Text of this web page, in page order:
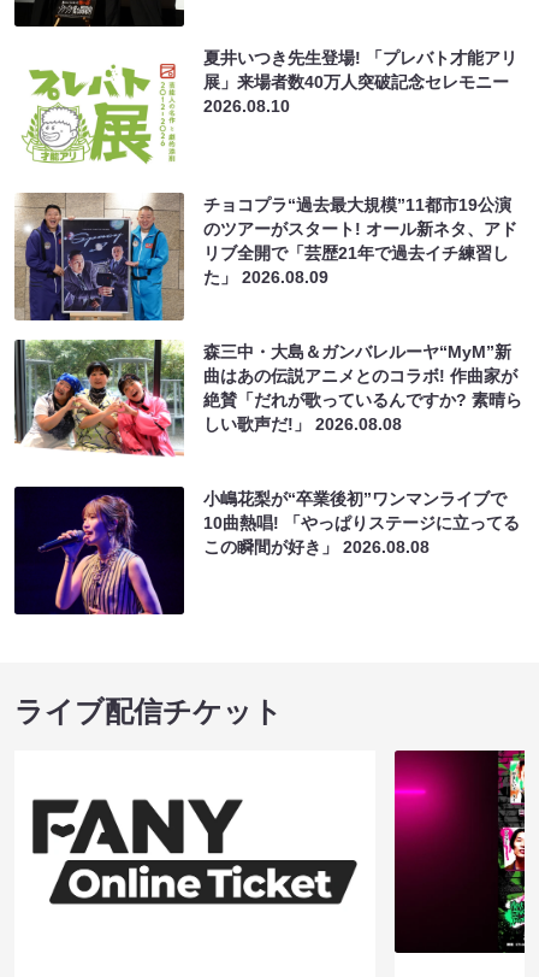
夏井いつき先生登場! 「プレバト才能アリ
展」来場者数40万人突破記念セレモニー
2026.08.10
チョコプラ“過去最大規模”11都市19公演
のツアーがスタート! オール新ネタ、アド
リブ全開で「芸歴21年で過去イチ練習し
た」2026.08.09
森三中・大島＆ガンバレルーヤ“MyM”新
曲はあの伝説アニメとのコラボ! 作曲家が
絶賛「だれが歌っているんですか? 素晴ら
しい歌声だ!」2026.08.08
小嶋花梨が“卒業後初”ワンマンライブで
10曲熱唱! 「やっぱりステージに立ってる
この瞬間が好き」2026.08.08
ライブ配信チケット